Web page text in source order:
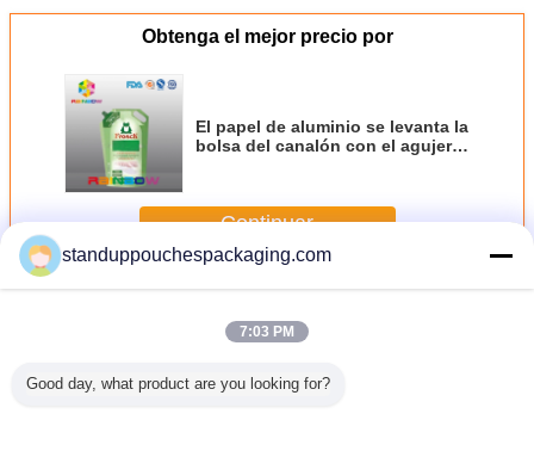
Obtenga el mejor precio por
El papel de aluminio se levanta la
bolsa del canalón con el agujero
Continuar
MásBolsa de surtidor
standuppouchespackaging.com
7:03 PM
Good day, what product are you looking for?